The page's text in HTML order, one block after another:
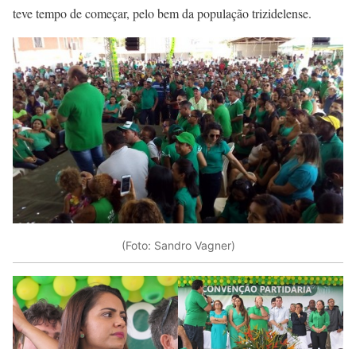
teve tempo de começar, pelo bem da população trizidelense.
(Foto: Sandro Vagner)